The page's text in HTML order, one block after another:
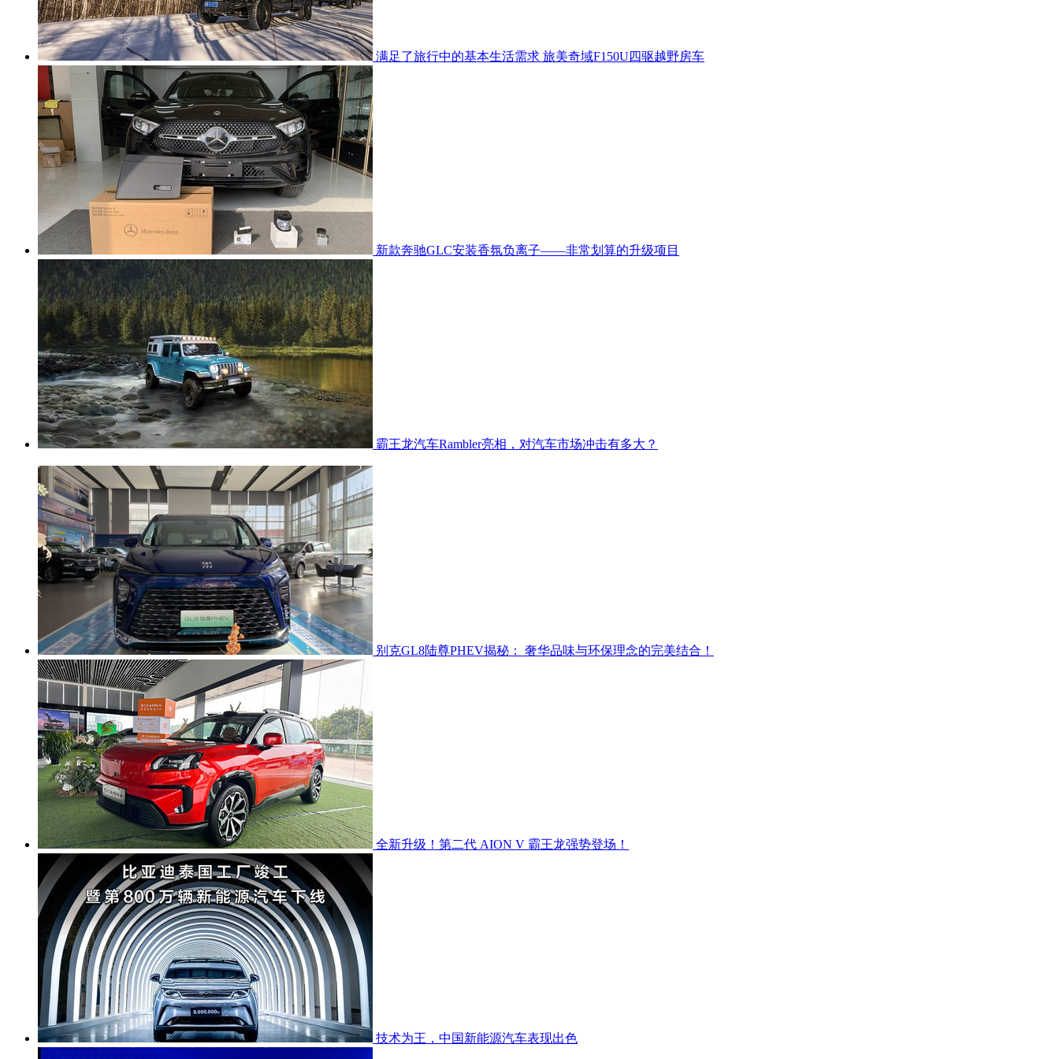
满足了旅行中的基本生活需求 旅美奇域F150U四驱越野房车
新款奔驰GLC安装香氛负离子——非常划算的升级项目
霸王龙汽车Rambler亮相，对汽车市场冲击有多大？
别克GL8陆尊PHEV揭秘： 奢华品味与环保理念的完美结合！
全新升级！第二代 AION V 霸王龙强势登场！
技术为王，中国新能源汽车表现出色